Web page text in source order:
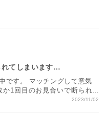
れてしまいます…
です。 マッチングして意気
1回目のお見合いで断られ
うしたら2回3回と会えるで
2023/11/02